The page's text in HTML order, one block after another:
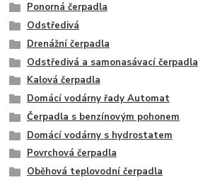
Ponorná čerpadla
Odstředivá
Drenážní čerpadla
Odstředivá a samonasávací čerpadla
Kalová čerpadla
Domácí vodárny řady Automat
Čerpadla s benzínovým pohonem
Domácí vodárny s hydrostatem
Povrchová čerpadla
Oběhová teplovodní čerpadla